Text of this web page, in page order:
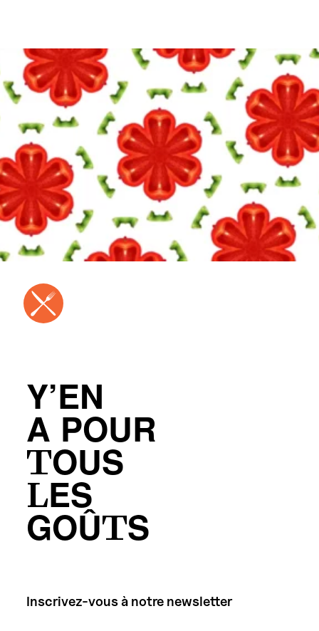
Y’EN
A POUR
TOUS
LES
GOÛTS
Inscrivez-vous à notre newsletter